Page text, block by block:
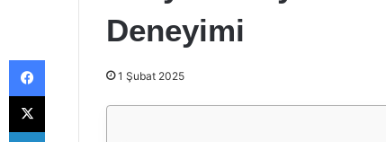
Deneyimi
1 Şubat 2025
Facebook
X
LinkedIn